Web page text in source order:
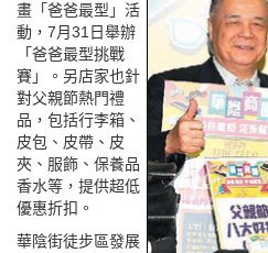
畫「爸爸最型」活
動，7月31日舉辦
「爸爸最型挑戰
賽」。另店家也針
對父親節熱門禮
品，包括行李箱、
皮包、皮帶、皮
夾、服飾、保養品
香水等，提供超低
優惠折扣。
華陰街徒步區發展